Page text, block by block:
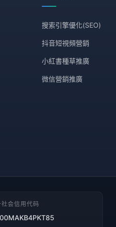
搜索引擎優化(SEO)
抖音短視頻營銷
小紅書種草推廣
微信營銷推廣
会信用代码